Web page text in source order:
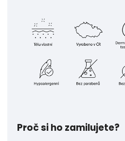
Proč si ho zamilujete?